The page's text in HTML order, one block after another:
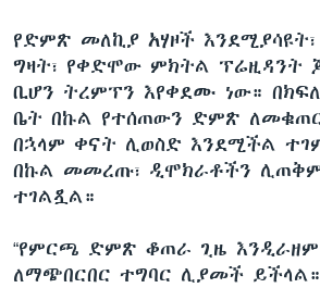
የድምጽ መለኪያ አሃዞች
ግዛት፣ የቀድሞው ምክትል ፕሬዚዳንት
ቢሆን ትረምፕን እየቀደሙ ነው።
ቤት በኩል የተሰጠውን ድምጽ
በኋላም ቀናት ሊወስድ እንደሚችል
በኩል መመረጡ፣ ዲሞክራቶችን
ተገልጿል።
“የምርጫ ድምጽ ቆጠራ ጊዜ
ለማጭበርበር ተግባር ሊያመች ይችላል።